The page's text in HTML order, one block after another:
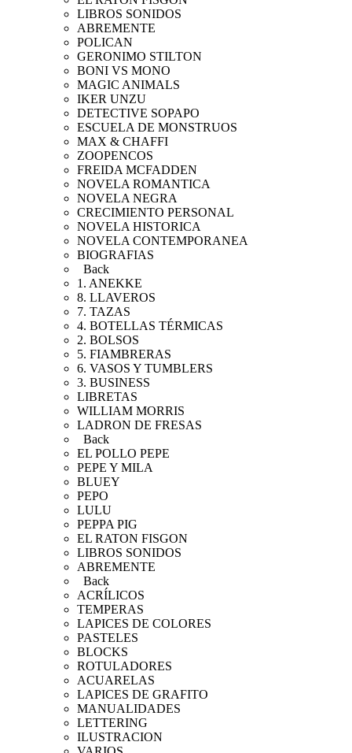
LIBROS SONIDOS
ABREMENTE
POLICAN
GERONIMO STILTON
BONI VS MONO
MAGIC ANIMALS
IKER UNZU
DETECTIVE SOPAPO
ESCUELA DE MONSTRUOS
MAX & CHAFFI
ZOOPENCOS
FREIDA MCFADDEN
NOVELA ROMANTICA
NOVELA NEGRA
CRECIMIENTO PERSONAL
NOVELA HISTORICA
NOVELA CONTEMPORANEA
BIOGRAFIAS
Back
1. ANEKKE
8. LLAVEROS
7. TAZAS
4. BOTELLAS TÉRMICAS
2. BOLSOS
5. FIAMBRERAS
6. VASOS Y TUMBLERS
3. BUSINESS
LIBRETAS
WILLIAM MORRIS
LADRON DE FRESAS
Back
EL POLLO PEPE
PEPE Y MILA
BLUEY
PEPO
LULU
PEPPA PIG
EL RATON FISGON
LIBROS SONIDOS
ABREMENTE
Back
ACRÍLICOS
TEMPERAS
LAPICES DE COLORES
PASTELES
BLOCKS
ROTULADORES
ACUARELAS
LAPICES DE GRAFITO
MANUALIDADES
LETTERING
ILUSTRACION